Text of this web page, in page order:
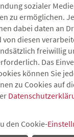
Daten und Ihre
13, 14 und 21
und § 20 LDSG
wir Sie über
Daten durch die
Pfalz (ISB).
DIE
sozialer
zu ermöglichen.
dabei daten an
diesen
freiwillig
Das
können Sie
zu Cookies auf
den Cookie-